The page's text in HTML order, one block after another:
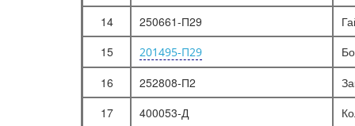
ЩИТОК ПРИБОРОВ И ПЕРЕДОК КАБИНЫ МАЗ-5335, МАЗ-5549, МАЗ-5429
14
250661-П29
15
201495-П29
16
252808-П2
17
400053-Д